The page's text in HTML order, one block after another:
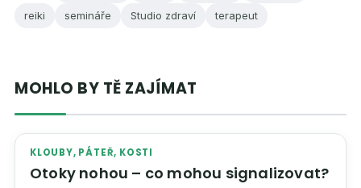
reiki
semináře Studio zdraví terapeut
MOHLO BY TĚ ZAJÍMAT
KLOUBY, PÁTEŘ, KOSTI
Otoky nohou – co mohou signalizovat?